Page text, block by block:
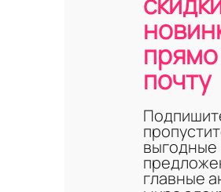
почту
выгодные
главные